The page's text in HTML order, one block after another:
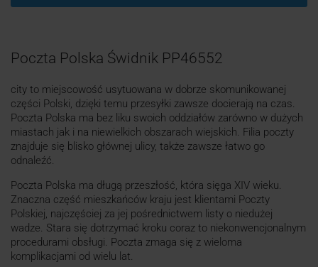
Poczta Polska Świdnik PP46552
city to miejscowość usytuowana w dobrze skomunikowanej
części Polski, dzięki temu przesyłki zawsze docierają na czas.
Poczta Polska ma bez liku swoich oddziałów zarówno w dużych
miastach jak i na niewielkich obszarach wiejskich. Filia poczty
znajduje się blisko głównej ulicy, także zawsze łatwo go
odnaleźć.
Poczta Polska ma długą przeszłość, która sięga XIV wieku.
Znaczna część mieszkańców kraju jest klientami Poczty
Polskiej, najczęściej za jej pośrednictwem listy o niedużej
wadze. Stara się dotrzymać kroku coraz to niekonwencjonalnym
procedurami obsługi. Poczta zmaga się z wieloma
komplikacjami od wielu lat.